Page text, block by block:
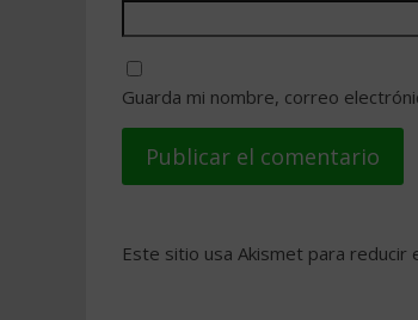
Guarda mi nombre, correo
Este sitio usa Akismet para reducir